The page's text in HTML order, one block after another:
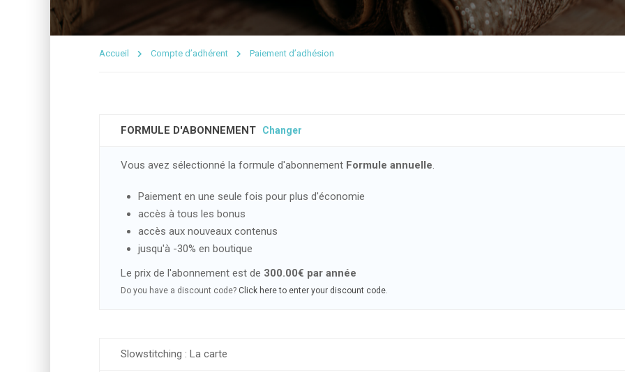
Accueil Compte d’adhérent Paiement d’adhésion
FORMULE D'ABONNEMENT Changer
Vous avez sélectionné la formule d'abonnement Formule annuelle.
Paiement en une seule fois pour plus d'économie
accès à tous les bonus
accès aux nouveaux contenus
jusqu'à -30% en boutique
Le prix de l'abonnement est de 300.00€ par année
Do you have a discount code? Click here to enter your discount code.
Slowstitching : La carte